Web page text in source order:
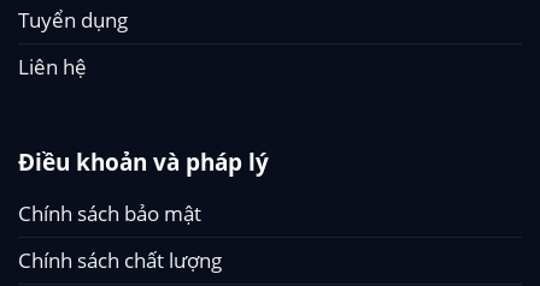
Tuyển dụng
Liên hệ
Điều khoản và pháp lý
Chính sách bảo mật
Chính sách chất lượng